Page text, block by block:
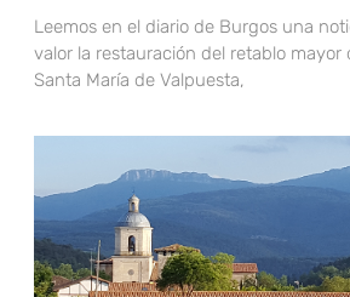
Leemos en el diario de Burgos una
valor la restauración del retablo mayor
Santa María de Valpuesta,